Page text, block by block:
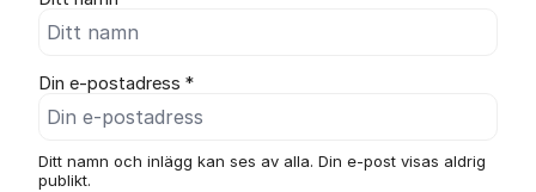
Din e-postadress *
Ditt namn och inlägg kan ses av alla. Din e-post visas aldrig
publikt.